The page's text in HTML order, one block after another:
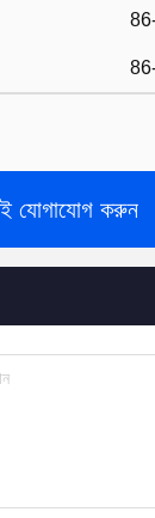
যোগাযোগ করুন